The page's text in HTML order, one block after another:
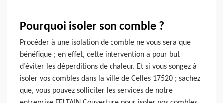
Pourquoi isoler son comble ?
Procéder à une isolation de comble ne vous sera que
bénéfique ; en effet, cette intervention a pour but
d’éviter les déperditions de chaleur. Et si vous songez à
isoler vos combles dans la ville de Celles 17520 ; sachez
que, vous pouvez solliciter les services de notre